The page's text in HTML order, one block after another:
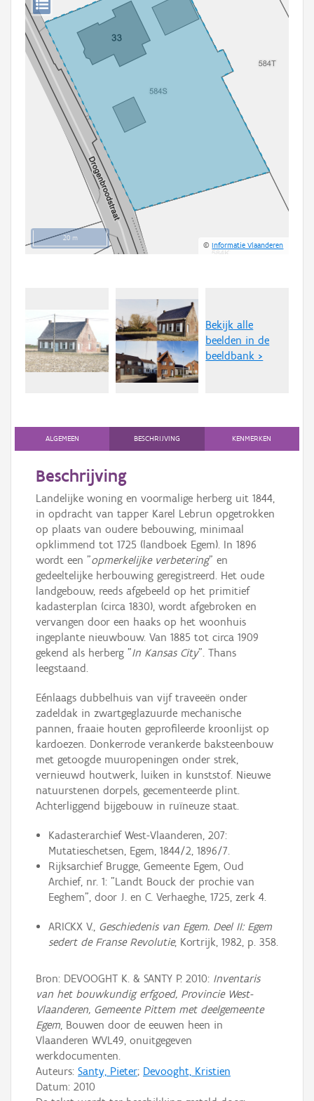
20 m
©Informatie Vlaanderen
Bekijk alle
beelden in de
beeldbank >
ALGEMEEN BESCHRIJVING KENMERKEN
Beschrijving
Landelijke woning en voormalige herberg uit 1844,
in opdracht van tapper Karel Lebrun opgetrokken
op plaats van oudere bebouwing, minimaal
opklimmend tot 1725 (landboek Egem). In 1896
wordt een "opmerkelijke verbetering" en
gedeeltelijke herbouwing geregistreerd. Het oude
landgebouw, reeds afgebeeld op het primitief
kadasterplan (circa 1830), wordt afgebroken en
vervangen door een haaks op het woonhuis
ingeplante nieuwbouw. Van 1885 tot circa 1909
gekend als herberg "In Kansas City". Thans
leegstaand.
Eénlaags dubbelhuis van vijf traveeën onder
zadeldak in zwartgeglazuurde mechanische
pannen, fraaie houten geprofileerde kroonlijst op
kardoezen. Donkerrode verankerde baksteenbouw
met getoogde muuropeningen onder strek,
vernieuwd houtwerk, luiken in kunststof. Nieuwe
natuurstenen dorpels, gecementeerde plint.
Achterliggend bijgebouw in ruïneuze staat.
Kadasterarchief West-Vlaanderen, 207:
Mutatieschetsen, Egem, 1844/2, 1896/7.
Rijksarchief Brugge, Gemeente Egem, Oud
Archief, nr. 1: "Landt Bouck der prochie van
Eeghem", door J. en C. Verhaeghe, 1725, zerk 4.
ARICKX V., Geschiedenis van Egem. Deel II: Egem
sedert de Franse Revolutie, Kortrijk, 1982, p. 358.
Bron: DEVOOGHT K. & SANTY P. 2010: Inventaris
van het bouwkundig erfgoed, Provincie West-
Vlaanderen, Gemeente Pittem met deelgemeente
Egem, Bouwen door de eeuwen heen in
Vlaanderen WVL49, onuitgegeven
werkdocumenten.
Auteurs: Santy, Pieter; Devooght, Kristien
Datum: 2010